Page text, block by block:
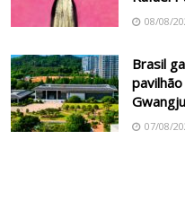
08/08/
Brasil
07/08/